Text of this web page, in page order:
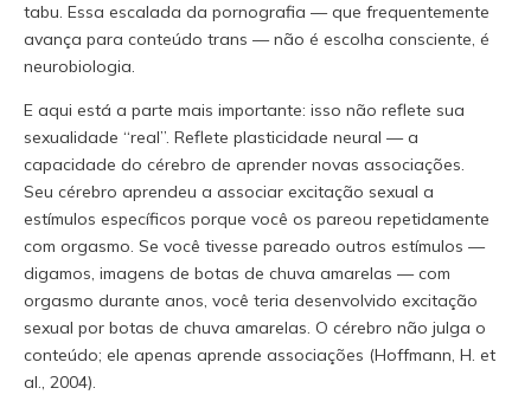
tabu. Essa escalada da pornografia — que frequentemente
avança para conteúdo trans — não é escolha consciente, é
neurobiologia.
E aqui está a parte mais importante: isso não reflete sua
sexualidade “real”. Reflete plasticidade neural — a
capacidade do cérebro de aprender novas associações.
Seu cérebro aprendeu a associar excitação sexual a
estímulos específicos porque você os pareou repetidamente
com orgasmo. Se você tivesse pareado outros estímulos —
digamos, imagens de botas de chuva amarelas — com
orgasmo durante anos, você teria desenvolvido excitação
sexual por botas de chuva amarelas. O cérebro não julga o
conteúdo; ele apenas aprende associações (Hoffmann, H. et
al., 2004).